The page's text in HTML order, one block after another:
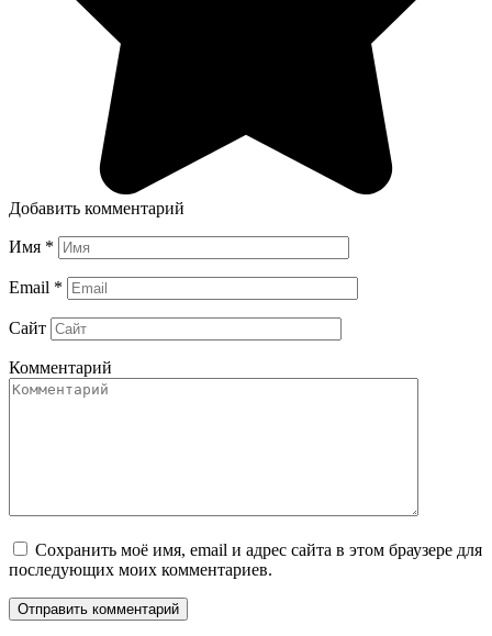
Добавить комментарий
Имя *
Email *
Сайт
Комментарий
Сохранить моё имя, email и адрес сайта в этом браузере для
последующих моих комментариев.